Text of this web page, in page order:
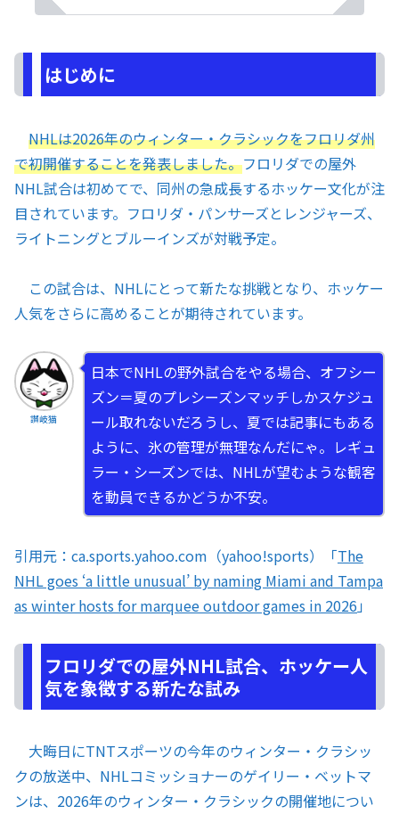
はじめに
NHLは2026年のウィンター・クラシックをフロリダ州
で初開催することを発表しました。フロリダでの屋外
NHL試合は初めてで、同州の急成長するホッケー文化が注
目されています。フロリダ・パンサーズとレンジャーズ、
ライトニングとブルーインズが対戦予定。
この試合は、NHLにとって新たな挑戦となり、ホッケー
人気をさらに高めることが期待されています。
讃岐猫
日本でNHLの野外試合をやる場合、オフシー
ズン＝夏のプレシーズンマッチしかスケジュ
ール取れないだろうし、夏では記事にもある
ように、氷の管理が無理なんだにゃ。レギュ
ラー・シーズンでは、NHLが望むような観客
を動員できるかどうか不安。
引用元：ca.sports.yahoo.com（yahoo!sports）「The
NHL goes ‘a little unusual’ by naming Miami and Tampa
as winter hosts for marquee outdoor games in 2026」
フロリダでの屋外NHL試合、ホッケー人
気を象徴する新たな試み
大晦日にTNTスポーツの今年のウィンター・クラシッ
クの放送中、NHLコミッショナーのゲイリー・ベットマ
ンは、2026年のウィンター・クラシックの開催地につい